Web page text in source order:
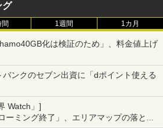
グ
間 1週間 1カ月
化は検証のため」、料金値上げ
ンクのセブン出資に「dポイント使える
Watch」]
ーミング終了」、エリアマップの落とし